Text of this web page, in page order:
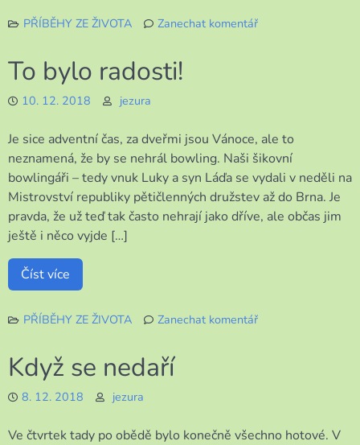
PŘÍBĚHY ZE ŽIVOTA
Zanechat komentář
To bylo radosti!
10. 12. 2018 jezura
Je sice adventní čas, za dveřmi jsou Vánoce, ale to
neznamená, že by se nehrál bowling. Naši šikovní
bowlingáři – tedy vnuk Luky a syn Láďa se vydali v neděli na
Mistrovství republiky pětičlenných družstev až do Brna. Je
pravda, že už teď tak často nehrají jako dříve, ale občas jim
ještě i něco vyjde […]
Číst více
PŘÍBĚHY ZE ŽIVOTA
Zanechat komentář
Když se nedaří
8. 12. 2018 jezura
Ve čtvrtek tady po obědě bylo konečně všechno hotové. V